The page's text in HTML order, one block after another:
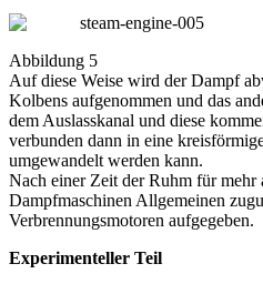
Abbildung 5
Auf diese Weise wird der Dampf
Kolbens aufgenommen und das
dem Auslasskanal und diese
verbunden dann in eine
umgewandelt werden kann.
Nach einer Zeit der Ruhm für mehr
Dampfmaschinen Allgemeinen
Verbrennungsmotoren aufgegeben.
Experimenteller Teil